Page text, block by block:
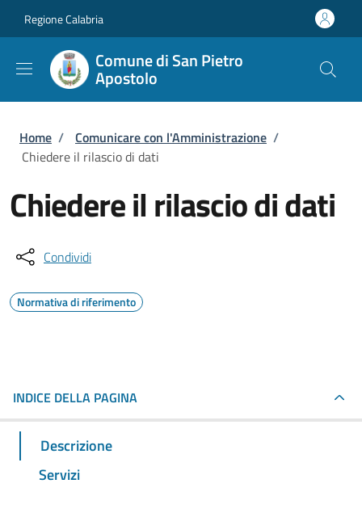
Regione Calabria
Comune di San Pietro
Apostolo
Briciole di pane
Home / Comunicare con l'Amministrazione /
Chiedere il rilascio di dati
Chiedere il rilascio di dati
Condividi
Normativa di riferimento
INDICE DELLA PAGINA
Descrizione
Servizi